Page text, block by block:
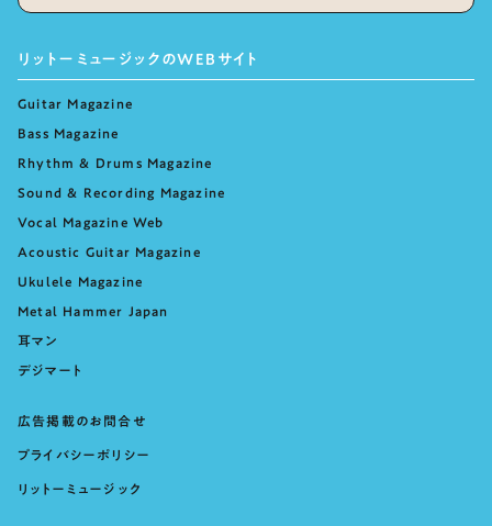
リットーミュージックのWEBサイト
Guitar Magazine
Bass Magazine
Rhythm & Drums Magazine
Sound & Recording Magazine
Vocal Magazine Web
Acoustic Guitar Magazine
Ukulele Magazine
Metal Hammer Japan
耳マン
デジマート
広告掲載のお問合せ
プライバシーポリシー
リットーミュージック